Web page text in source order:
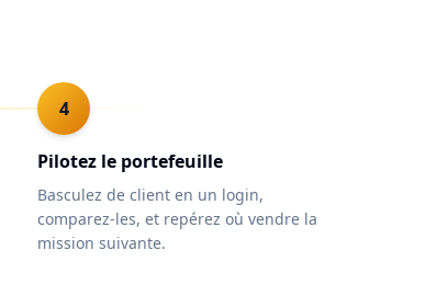
4
Pilotez le portefeuille
Basculez de client en un login,
comparez-les, et repérez où vendre la
mission suivante.